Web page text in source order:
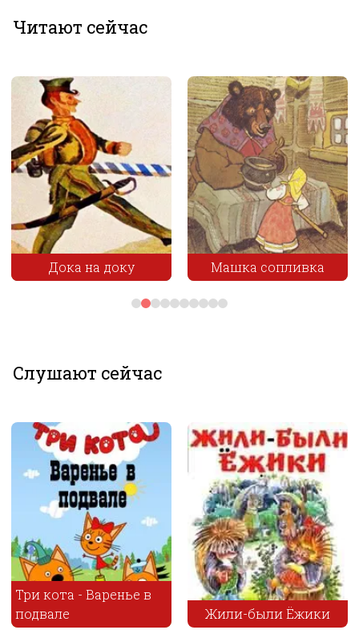
Читают сейчас
Дока на доку Машка сопливка
Слушают сейчас
Три кота - Варенье в
подвале
Жили-были Ёжики